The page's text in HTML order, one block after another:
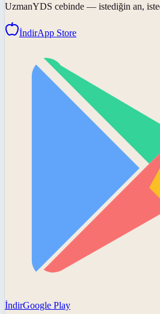
UzmanYDS cebinde — istediğin an,
İndirApp Store
İndirGoogle Play